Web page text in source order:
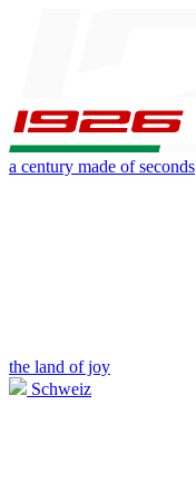
a century made of seconds
the land of joy
Schweiz